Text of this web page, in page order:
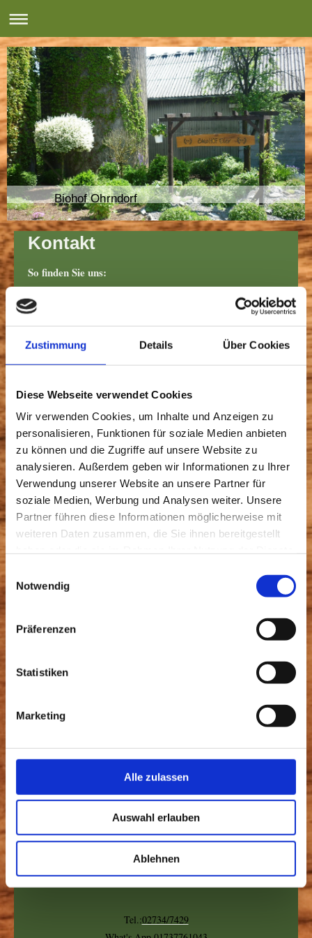
Zustimmung Details Über Cookies
Diese Webseite verwendet Cookies
Wir verwenden Cookies, um Inhalte und Anzeigen zu
personalisieren, Funktionen für soziale Medien anbieten
zu können und die Zugriffe auf unsere Website zu
analysieren. Außerdem geben wir Informationen zu Ihrer
Verwendung unserer Website an unsere Partner für
soziale Medien, Werbung und Analysen weiter. Unsere
Partner führen diese Informationen möglicherweise mit
weiteren Daten zusammen, die Sie ihnen bereitgestellt
Notwendig
Präferenzen
Statistiken
Marketing
Alle zulassen
Auswahl erlauben
Ablehnen
Biohof Ohrndorf
Kontakt
So finden Sie uns:
Kontaktformular
Nachricht*
Captcha (Spam-Schutz-Code): *
Bitte geben Sie den Code ein
Hinweis
Aktuelles
Diese können gerne vorbestellt werden.
Ebenso können Sie bei uns Rindfleischpakete für Herbst2026
bestellen
Tel.:02734/7429